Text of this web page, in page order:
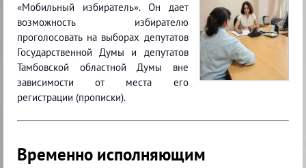
«Мобильный избиратель». Он дает
возможность избирателю
проголосовать на выборах депутатов
Государственной Думы и депутатов
Тамбовской областной Думы вне
зависимости от места его
регистрации (прописки).
Временно исполняющим